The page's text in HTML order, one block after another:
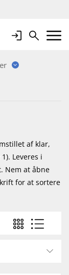
LoginSearchMobile
af klar,
Leveres i
Nem at åbne
for at sortere